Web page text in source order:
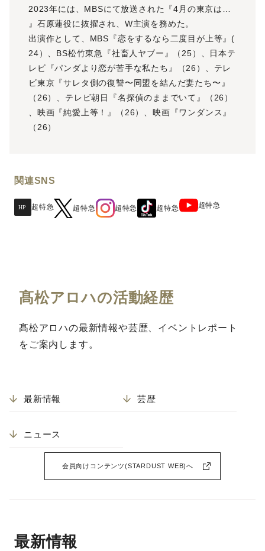
2023年には、MBSにて放送された『4月の東京は…
』石原蓮役に抜擢され、W主演を務めた。
出演作として、MBS『恋をするなら二度目が上等』(
24）、BS松竹東急『社畜人ヤブー』（25）、日本テ
レビ『パンダより恋が苦手な私たち』（26）、テレ
ビ東京『サレタ側の復讐〜同盟を結んだ妻たち〜』
（26）、テレビ朝日『名探偵のままでいて』（26）
、映画『純愛上等！』（26）、映画『ワンダンス』
（26）
関連SNS
超特急 超特急 超特急 超特急 超特急
髙松アロハの活動経歴
髙松アロハの最新情報や芸歴、イベントレポート
をご案内します。
最新情報 芸歴
ニュース
会員向けコンテンツ(STARDUST WEB)へ
最新情報